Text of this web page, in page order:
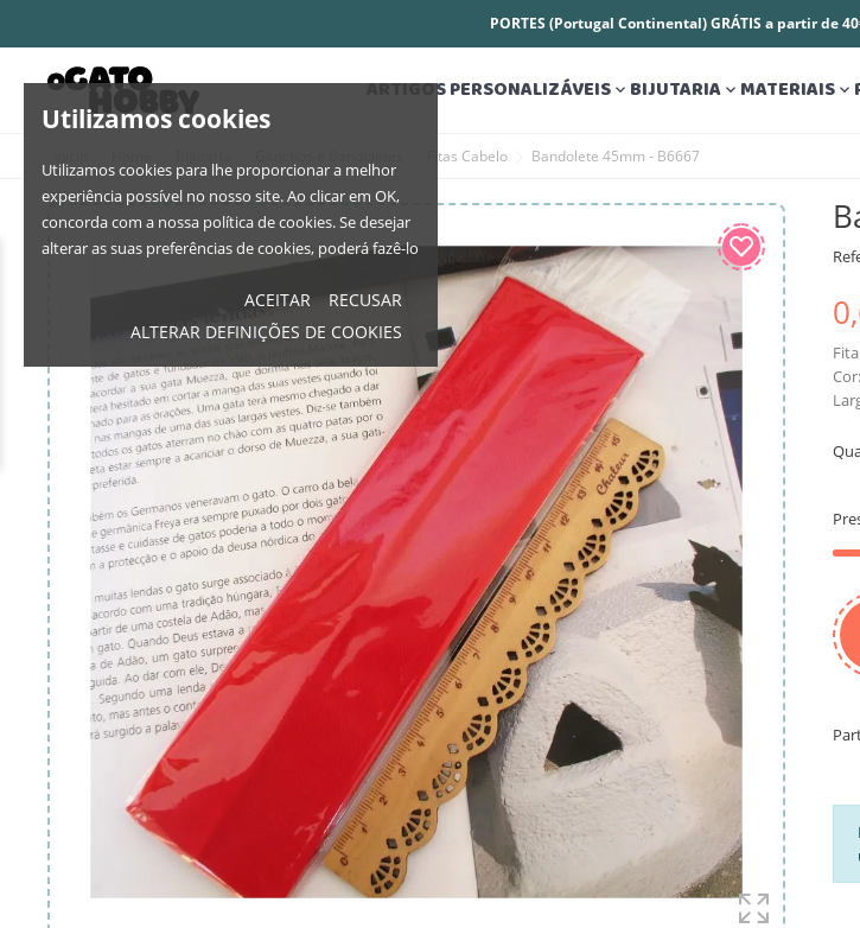
Utilizamos cookies
Utilizamos cookies para lhe proporcionar a melhor
experiência possível no nosso site. Ao clicar em OK,
concorda com a nossa política de cookies. Se desejar
alterar as suas preferências de cookies, poderá fazê-lo
ACEITAR
RECUSAR
ALTERAR DEFINIÇÕES DE COOKIES
PORTES (Portugal Continental) GRÁTIS a partir de
ARTIGOS PERSONALIZÁVEIS BIJUTARIA MATERIAIS
Fitas Cabelo Bandolete 45mm - B6667